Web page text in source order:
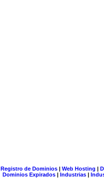
Registro de Dominios| Web Hosting |
Dominios Expirados | Industrias |